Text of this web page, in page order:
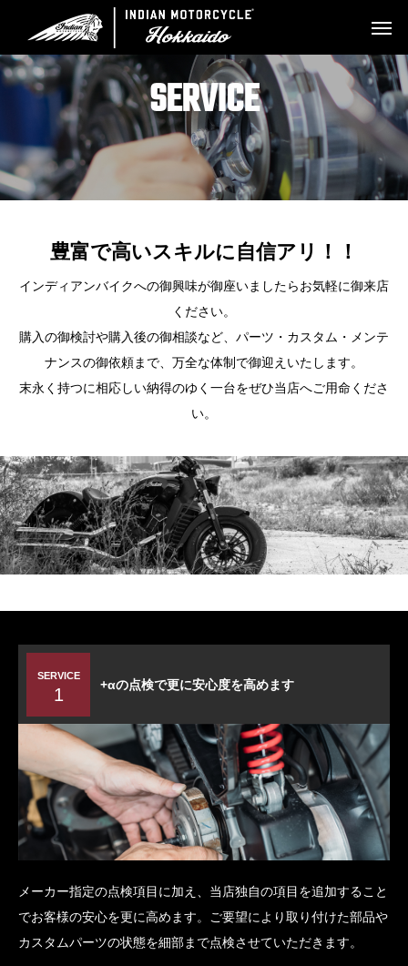
SERVICE
豊富で高いスキルに自信アリ！！
インディアンバイクへの御興味が御座いましたらお気軽に御来店
ください。
購入の御検討や購入後の御相談など、パーツ・カスタム・メンテ
ナンスの御依頼まで、万全な体制で御迎えいたします。
末永く持つに相応しい納得のゆく一台をぜひ当店へご用命くださ
い。
SERVICE
1 +αの点検で更に安心度を高めます
メーカー指定の点検項目に加え、当店独自の項目を追加すること
でお客様の安心を更に高めます。ご要望により取り付けた部品や
カスタムパーツの状態を細部まで点検させていただきます。